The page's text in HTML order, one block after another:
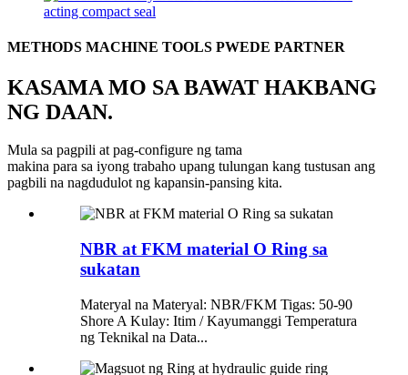
METHODS MACHINE TOOLS PWEDE PARTNER
KASAMA MO SA BAWAT HAKBANG
NG DAAN.
Mula sa pagpili at pag-configure ng tama
makina para sa iyong trabaho upang tulungan kang tustusan ang
pagbili na nagdudulot ng kapansin-pansing kita.
NBR at FKM material O Ring sa
sukatan
Materyal na Materyal: NBR/FKM Tigas: 50-90
Shore A Kulay: Itim / Kayumanggi Temperatura
ng Teknikal na Data...